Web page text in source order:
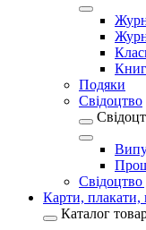
Подяки
Свідоцтво
Свідоцтво
Карти, плакати,
Каталог